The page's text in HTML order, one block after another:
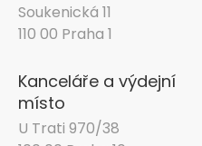
Soukenická 11
110 00 Praha 1
Kanceláře a výdejní
místo
U Trati 970/38